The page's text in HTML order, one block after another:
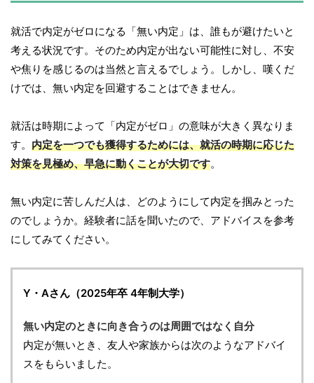
就活で内定がゼロになる「無い内定」は、誰もが避けたいと
考える状況です。そのため内定が出ない可能性に対し、不安
や焦りを感じるのは当然と言えるでしょう。しかし、嘆くだ
けでは、無い内定を回避することはできません。
就活は時期によって「内定がゼロ」の意味が大きく異なりま
す。 内定を一つでも獲得するためには、就活の時期に応じた
対策を見極め、早急に動くことが大切です。
無い内定に苦しんだ人は、どのようにして内定を掴みとった
のでしょうか。経験者に話を聞いたので、アドバイスを参考
にしてみてください。
Y・Aさん（2025年卒 4年制大学）
無い内定のときに向き合うのは周囲ではなく自分
内定が無いとき、友人や家族からは次のようなアドバイ
スをもらいました。